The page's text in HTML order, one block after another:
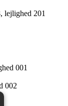
lejlighed 201
001
002